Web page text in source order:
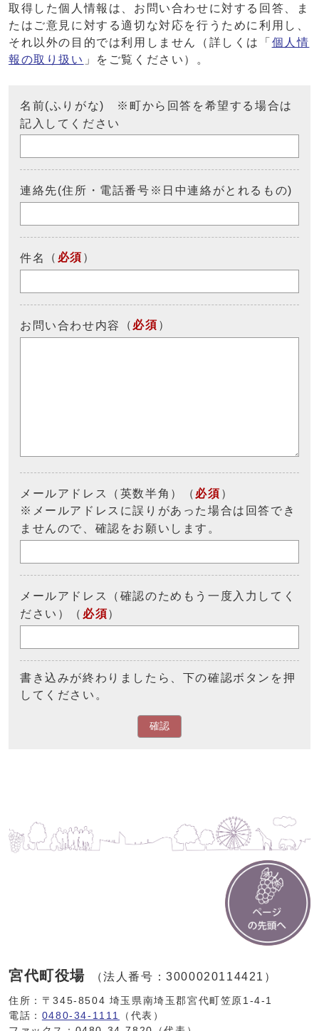
取得した個人情報は、お問い合わせに対する回答、ま
たはご意見に対する適切な対応を行うために利用し、
それ以外の目的では利用しません（詳しくは「 個人情
報の取り扱い 」をご覧ください）。
名前(ふりがな) ※町から回答を希望する場合は
記入してください
連絡先(住所・電話番号※日中連絡がとれるもの)
件名 （ 必須 ）
お問い合わせ内容 （ 必須 ）
メールアドレス（英数半角）（ 必須 ）
※メールアドレスに誤りがあった場合は回答でき
ませんので、確認をお願いします。
メールアドレス（確認のためもう一度入力してく
ださい）（ 必須）
書き込みが終わりましたら、下の確認ボタンを押
してください。
確認
宮代町役場 （法人番号：3000020114421）
住所：〒345-8504 埼玉県南埼玉郡宮代町笠原1-4-1
電話： 0480-34-1111
（代表）